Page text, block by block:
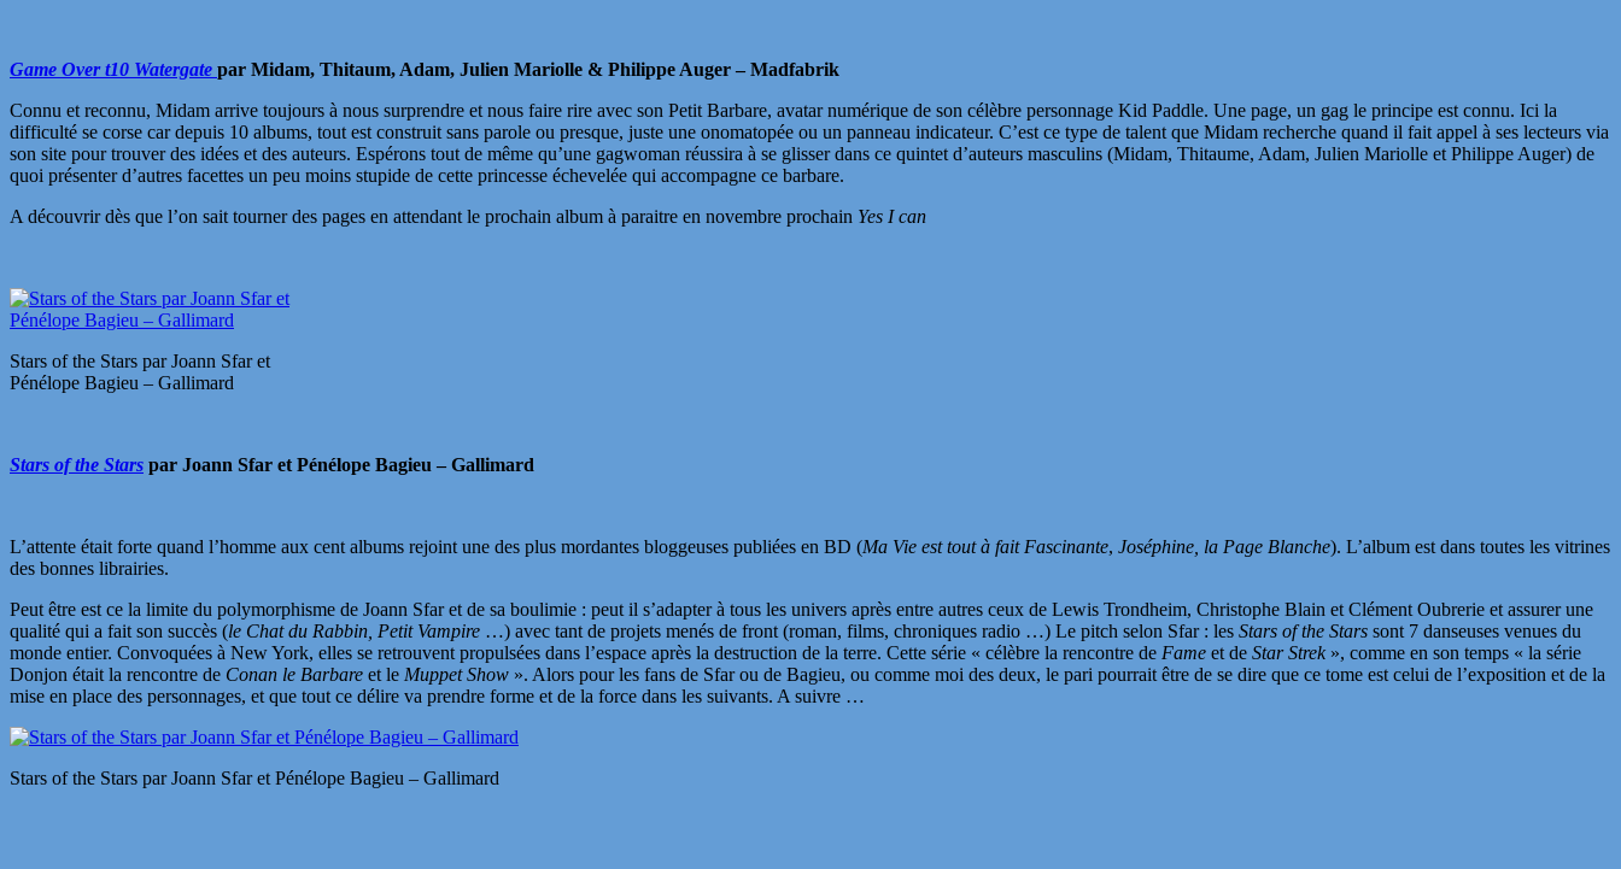
Game Over t10 Watergate par Midam, Thitaum, Adam, Julien Mariolle & Philippe Auger – Madfabrik
Connu et reconnu, Midam arrive toujours à nous surprendre et nous faire rire avec son Petit Barbare, avatar numérique de son célèbre personnage Kid Paddle. Une page, un gag le principe est connu. Ici la
difficulté se corse car depuis 10 albums, tout est construit sans parole ou presque, juste une onomatopée ou un panneau indicateur. C’est ce type de talent que Midam recherche quand il fait appel à ses lecteurs via
son site pour trouver des idées et des auteurs. Espérons tout de même qu’une gagwoman réussira à se glisser dans ce quintet d’auteurs masculins (Midam, Thitaume, Adam, Julien Mariolle et Philippe Auger) de
quoi présenter d’autres facettes un peu moins stupide de cette princesse échevelée qui accompagne ce barbare.
A découvrir dès que l’on sait tourner des pages en attendant le prochain album à paraitre en novembre prochain Yes I can
Stars of the Stars par Joann Sfar et
Pénélope Bagieu – Gallimard
Stars of the Stars par Joann Sfar et Pénélope Bagieu – Gallimard
L’attente était forte quand l’homme aux cent albums rejoint une des plus mordantes bloggeuses publiées en BD (Ma Vie est tout à fait Fascinante, Joséphine, la Page Blanche). L’album est dans toutes les vitrines
des bonnes librairies.
Peut être est ce la limite du polymorphisme de Joann Sfar et de sa boulimie : peut il s’adapter à tous les univers après entre autres ceux de Lewis Trondheim, Christophe Blain et Clément Oubrerie et assurer une
qualité qui a fait son succès (le Chat du Rabbin, Petit Vampire …) avec tant de projets menés de front (roman, films, chroniques radio …) Le pitch selon Sfar : les Stars of the Stars sont 7 danseuses venues du
monde entier. Convoquées à New York, elles se retrouvent propulsées dans l’espace après la destruction de la terre. Cette série « célèbre la rencontre de Fame et de Star Strek », comme en son temps « la série
Donjon était la rencontre de Conan le Barbare et le Muppet Show ». Alors pour les fans de Sfar ou de Bagieu, ou comme moi des deux, le pari pourrait être de se dire que ce tome est celui de l’exposition et de la
mise en place des personnages, et que tout ce délire va prendre forme et de la force dans les suivants. A suivre …
Stars of the Stars par Joann Sfar et Pénélope Bagieu – Gallimard